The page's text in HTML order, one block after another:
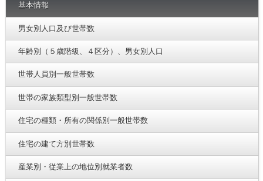
基本情報
男女別人口及び世帯数
年齢別（５歳階級、４区分）、男女別人口
世帯人員別一般世帯数
世帯の家族類型別一般世帯数
住宅の種類・所有の関係別一般世帯数
住宅の建て方別世帯数
産業別・従業上の地位別就業者数